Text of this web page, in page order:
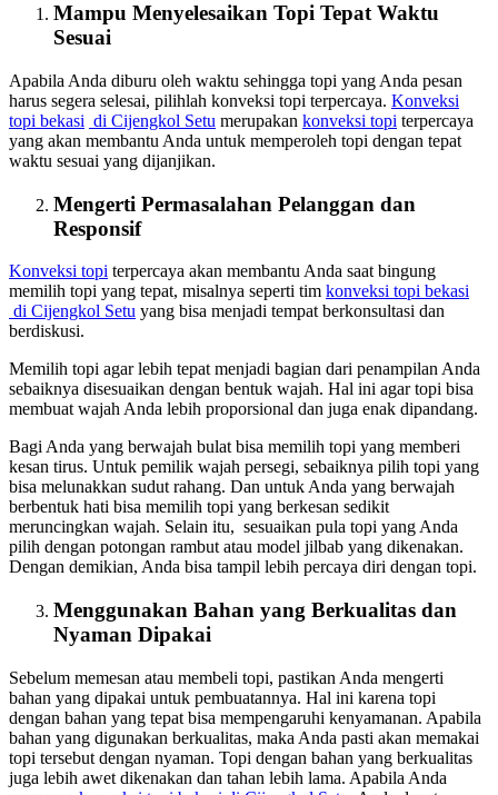
Mampu Menyelesaikan Topi Tepat Waktu
Sesuai
Apabila Anda diburu oleh waktu sehingga topi yang Anda pesan
harus segera selesai, pilihlah konveksi topi terpercaya. Konveksi
topi bekasi di Cijengkol Setu merupakan konveksi topi terpercaya
yang akan membantu Anda untuk memperoleh topi dengan tepat
waktu sesuai yang dijanjikan.
Mengerti Permasalahan Pelanggan dan
Responsif
Konveksi topi terpercaya akan membantu Anda saat bingung
memilih topi yang tepat, misalnya seperti tim konveksi topi bekasi
di Cijengkol Setu yang bisa menjadi tempat berkonsultasi dan
berdiskusi.
Memilih topi agar lebih tepat menjadi bagian dari penampilan Anda
sebaiknya disesuaikan dengan bentuk wajah. Hal ini agar topi bisa
membuat wajah Anda lebih proporsional dan juga enak dipandang.
Bagi Anda yang berwajah bulat bisa memilih topi yang memberi
kesan tirus. Untuk pemilik wajah persegi, sebaiknya pilih topi yang
bisa melunakkan sudut rahang. Dan untuk Anda yang berwajah
berbentuk hati bisa memilih topi yang berkesan sedikit
meruncingkan wajah. Selain itu, sesuaikan pula topi yang Anda
pilih dengan potongan rambut atau model jilbab yang dikenakan.
Dengan demikian, Anda bisa tampil lebih percaya diri dengan topi.
Menggunakan Bahan yang Berkualitas dan
Nyaman Dipakai
Sebelum memesan atau membeli topi, pastikan Anda mengerti
bahan yang dipakai untuk pembuatannya. Hal ini karena topi
dengan bahan yang tepat bisa mempengaruhi kenyamanan. Apabila
bahan yang digunakan berkualitas, maka Anda pasti akan memakai
topi tersebut dengan nyaman. Topi dengan bahan yang berkualitas
juga lebih awet dikenakan dan tahan lebih lama. Apabila Anda